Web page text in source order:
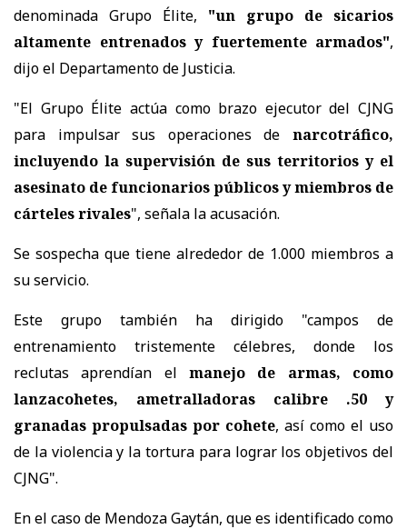
denominada Grupo Élite, "un grupo de sicarios
altamente entrenados y fuertemente armados",
dijo el Departamento de Justicia.
"El Grupo Élite actúa como brazo ejecutor del CJNG
para impulsar sus operaciones de narcotráfico,
incluyendo la supervisión de sus territorios y el
asesinato de funcionarios públicos y miembros de
cárteles rivales", señala la acusación.
Se sospecha que tiene alrededor de 1.000 miembros a
su servicio.
Este grupo también ha dirigido "campos de
entrenamiento tristemente célebres, donde los
reclutas aprendían el manejo de armas, como
lanzacohetes, ametralladoras calibre .50 y
granadas propulsadas por cohete, así como el uso
de la violencia y la tortura para lograr los objetivos del
CJNG".
En el caso de Mendoza Gaytán, que es identificado como